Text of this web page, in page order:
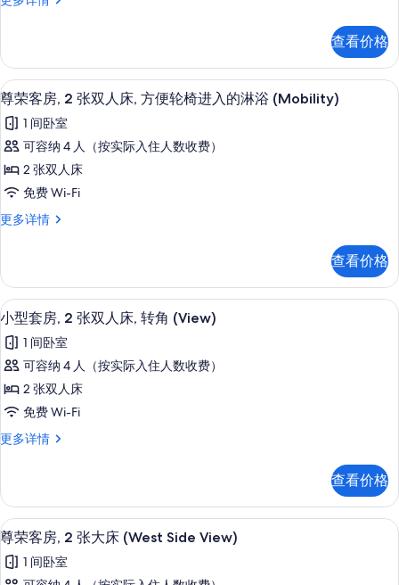
所
有
照
片
(Mobility)
息
1
特
大
床,
方
便
轮
椅
进
淋
浴
(Mobility)
的
所
有
照
片
1
张
特
大
床,
方
轮
椅
入
(Mobility)
更
多
信
息
查看价格
显
示
尊
荣
客
2
双
人
床,
方
便
轮
椅
进
淋
浴
(Mobility)
的
高档床上用品、客房内保险箱、办公
2
尊荣客房, 2 张双人床, 方便轮椅进入的淋浴 (Mobility)
1 间卧室
可容纳 4 人（按实际入住人数收费）
2 张双人床
免费 Wi-Fi
更多详情
尊
2
张
双
床,
方
轮
椅
入
(Mobility)
更
多
信
息
查看价格
显
示
小
型
套
2
双
人
床,
转
高档床上用品、客房内保险箱、办公
3
小型套房, 2 张双人床, 转角 (View)
1 间卧室
可容纳 4 人（按实际入住人数收费）
2 张双人床
免费 Wi-Fi
更多详情
小
2
张
双
人
床,
查看价格
显
示
尊
高档床上用品、客房内保险箱、办公
3
尊荣客房, 2 张大床 (West Side View)
1 间卧室